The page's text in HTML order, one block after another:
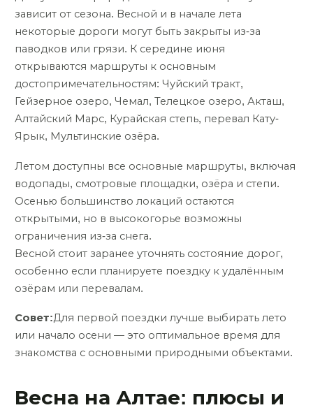
зависит от сезона. Весной и в начале лета
некоторые дороги могут быть закрыты из-за
паводков или грязи. К середине июня
открываются маршруты к основным
достопримечательностям: Чуйский тракт,
Гейзерное озеро, Чемал, Телецкое озеро, Акташ,
Алтайский Марс, Курайская степь, перевал Кату-
Ярык, Мультинские озёра.
Летом доступны все основные маршруты, включая
водопады, смотровые площадки, озёра и степи.
Осенью большинство локаций остаются
открытыми, но в высокогорье возможны
ограничения из-за снега.
Весной стоит заранее уточнять состояние дорог,
особенно если планируете поездку к удалённым
озёрам или перевалам.
Совет:Для первой поездки лучше выбирать лето
или начало осени — это оптимальное время для
знакомства с основными природными объектами.
Весна на Алтае: плюсы и